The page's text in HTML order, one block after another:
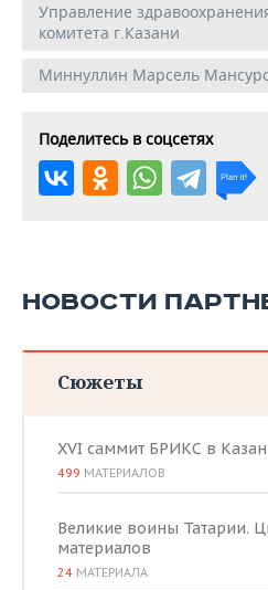
Управление
комитета г.Казани
Миннуллин Марсель
Поделитесь в соцсетях
НОВОСТИ
Сюжеты
XVI саммит БРИКС в
499 МАТЕРИАЛОВ
Великие воины Татарии.
материалов
24 МАТЕРИАЛА